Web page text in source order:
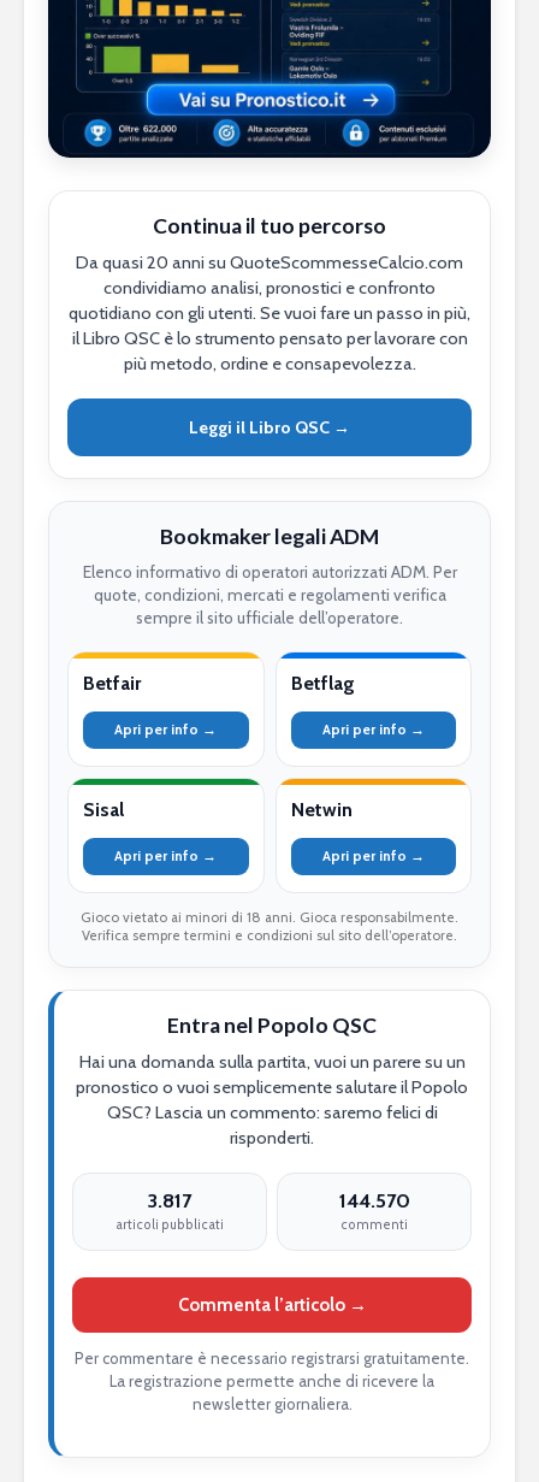
Continua il tuo percorso
Da quasi 20 anni su QuoteScommesseCalcio.com
condividiamo analisi, pronostici e confronto
quotidiano con gli utenti. Se vuoi fare un passo in più,
il Libro QSC è lo strumento pensato per lavorare con
più metodo, ordine e consapevolezza.
Leggi il Libro QSC →
Bookmaker legali ADM
Elenco informativo di operatori autorizzati ADM. Per
quote, condizioni, mercati e regolamenti verifica
sempre il sito ufficiale dell’operatore.
Betfair
Apri per info →
Betflag
Apri per info →
Sisal
Apri per info →
Netwin
Apri per info →
Gioco vietato ai minori di 18 anni. Gioca responsabilmente.
Verifica sempre termini e condizioni sul sito dell’operatore.
Entra nel Popolo QSC
Hai una domanda sulla partita, vuoi un parere su un
pronostico o vuoi semplicemente salutare il Popolo
QSC? Lascia un commento: saremo felici di
risponderti.
3.817
articoli pubblicati
144.570
commenti
Commenta l’articolo →
Per commentare è necessario registrarsi gratuitamente.
La registrazione permette anche di ricevere la
newsletter giornaliera.